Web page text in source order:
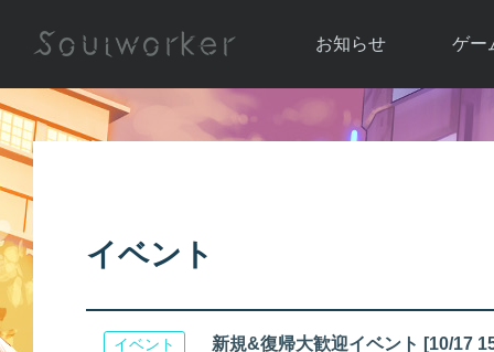
お知らせ
お知らせ一覧
ゲー
ソウ
アップ
イベント
イベント 新規&復帰大歓迎イベント [10/17